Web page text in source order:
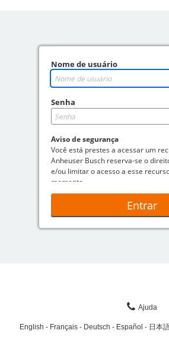
Nome de usuário
Senha
Aviso de segurança
Você está prestes a acessar um
Anheuser Busch reserva-se o
e/ou limitar o acesso a esse
momento.
Entrar
Ajuda
English Français Deutsch Español 日本